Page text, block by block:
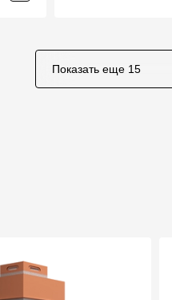
Показать еще 15